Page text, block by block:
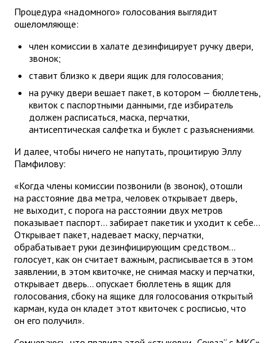
Процедура «надомного» голосования выглядит
ошеломляюще:
член комиссии в халате дезинфицирует ручку двери,
звонок;
ставит близко к двери ящик для голосования;
на ручку двери вешает пакет, в котором — бюллетень,
квиток с паспортными данными, где избиратель
должен расписаться, маска, перчатки,
антисептическая салфетка и буклет с разъяснениями.
И далее, чтобы ничего не напутать, процитирую Эллу
Памфилову:
«Когда члены комиссии позвонили (в звонок), отошли
на расстояние два метра, человек открывает дверь,
не выходит, с порога на расстоянии двух метров
показывает паспорт... забирает пакетик и уходит к себе...
Открывает пакет, надевает маску, перчатки,
обрабатывает руки дезинфицирующим средством...
голосует, как он считает важным, расписывается в этом
заявлении, в этом квиточке, не снимая маску и перчатки,
открывает дверь... опускает бюллетень в ящик для
голосования, сбоку на ящике для голосования открытый
карман, куда он кладет этот квиточек с росписью, что
он его получил».